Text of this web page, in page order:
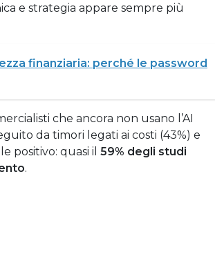
e strategia appare sempre più
finanziaria: perché le password
che ancora non usano l’AI
da timori legati ai costi (43%) e
positivo: quasi il 59% degli studi
.